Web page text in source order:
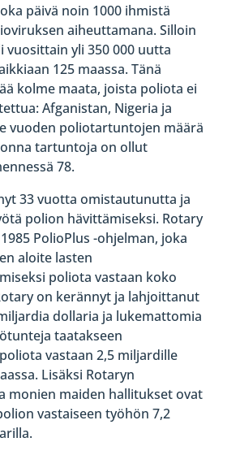
päivä noin 1000 ihmistä
aiheuttamana. Silloin
vuosittain yli 350 000 uutta
125 maassa. Tänä
kolme maata, joista poliota ei
Afganistan, Nigeria ja
vuoden poliotartuntojen määrä
tartuntoja on ollut
78.
33 vuotta omistautunutta ja
polion hävittämiseksi. Rotary
PolioPlus -ohjelman, joka
aloite lasten
poliota vastaan koko
on kerännyt ja lahjoittanut
dollaria ja lukemattomia
taatakseen
vastaan 2,5 miljardille
Lisäksi Rotaryn
monien maiden hallitukset ovat
vastaiseen työhön 7,2